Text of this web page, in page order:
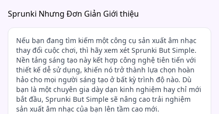
Sprunki Nhưng Đơn Giản Giới thiệu
Nếu bạn đang tìm kiếm một công cụ sản xuất âm nhạc
thay đổi cuộc chơi, thì hãy xem xét Sprunki But Simple.
Nền tảng sáng tạo này kết hợp công nghệ tiên tiến với
thiết kế dễ sử dụng, khiến nó trở thành lựa chọn hoàn
hảo cho mọi người sáng tạo ở bất kỳ trình độ nào. Dù
bạn là một chuyên gia dày dạn kinh nghiệm hay chỉ mới
bắt đầu, Sprunki But Simple sẽ nâng cao trải nghiệm
sản xuất âm nhạc của bạn lên tầm cao mới.